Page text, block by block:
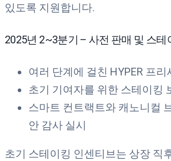
있도록 지원합니다.
2025년 2~3분기 – 사전 판매 및 스테
여러 단계에 걸친 HYPER 프리
초기 기여자를 위한 스테이킹
스마트 컨트랙트와 캐노니컬
안 감사 실시
초기 스테이킹 인센티브는 상장 직